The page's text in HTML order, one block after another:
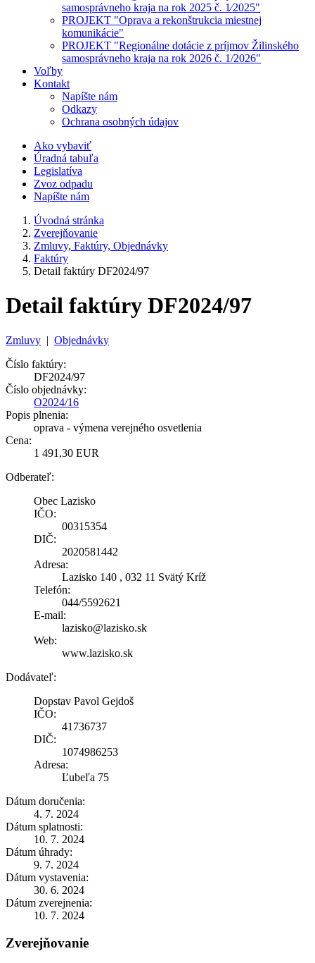
samosprávneho kraja na rok 2025 č. 1⁄2025"
PROJEKT "Oprava a rekonštrukcia miestnej
komunikácie"
PROJEKT "Regionálne dotácie z príjmov Žilinského
samosprávneho kraja na rok 2026 č. 1/2026"
Voľby
Kontakt
Napíšte nám
Odkazy
Ochrana osobných údajov
Ako vybaviť
Úradná tabuľa
Legislatíva
Zvoz odpadu
Napíšte nám
Úvodná stránka
Zverejňovanie
Zmluvy, Faktúry, Objednávky
Faktúry
Detail faktúry DF2024/97
Detail faktúry DF2024/97
Zmluvy | Objednávky
Číslo faktúry:
DF2024/97
Číslo objednávky:
O2024/16
Popis plnenia:
oprava - výmena verejného osvetlenia
Cena:
1 491,30 EUR
Odberateľ:
Obec Lazisko
IČO:
00315354
DIČ:
2020581442
Adresa:
Lazisko 140 , 032 11 Svätý Kríž
Telefón:
044/5592621
E-mail:
lazisko@lazisko.sk
Web:
www.lazisko.sk
Dodávateľ:
Dopstav Pavol Gejdoš
IČO:
41736737
DIČ:
1074986253
Adresa:
Ľubeľa 75
Dátum doručenia:
4. 7. 2024
Dátum splatnosti:
10. 7. 2024
Dátum úhrady:
9. 7. 2024
Dátum vystavenia:
30. 6. 2024
Dátum zverejnenia:
10. 7. 2024
Zverejňovanie